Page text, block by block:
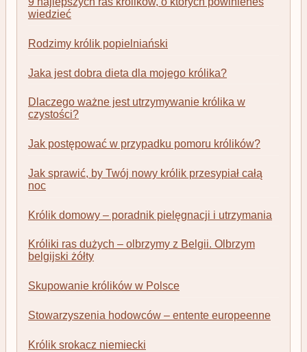
wiedzieć
Rodzimy królik popielniański
Jaka jest dobra dieta dla mojego królika?
Dlaczego ważne jest utrzymywanie królika w
czystości?
Jak postępować w przypadku pomoru królików?
Jak sprawić, by Twój nowy królik przesypiał całą
noc
Królik domowy – poradnik pielęgnacji i utrzymania
Króliki ras dużych – olbrzymy z Belgii. Olbrzym
belgijski żółty
Skupowanie królików w Polsce
Stowarzyszenia hodowców – entente europeenne
Królik srokacz niemiecki